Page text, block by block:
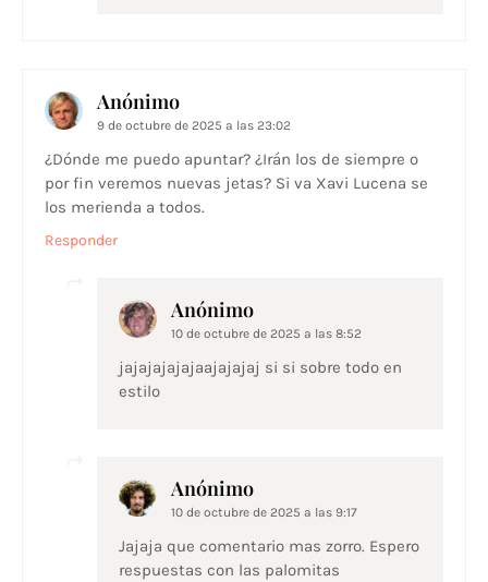
Anónimo
9 de octubre de 2025 a las 23:02
¿Dónde me puedo apuntar? ¿Irán los de siempre o
por fin veremos nuevas jetas? Si va Xavi Lucena se
los merienda a todos.
Responder
Anónimo
10 de octubre de 2025 a las 8:52
jajajajajajaajajajaj si si sobre todo en
estilo
Anónimo
10 de octubre de 2025 a las 9:17
Jajaja que comentario mas zorro. Espero
respuestas con las palomitas